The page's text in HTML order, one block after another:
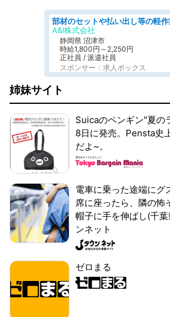
部材のセットや払い出し等の軽
A&I株式会社
静岡県 沼津市
時給1,800円～2,250円
正社員 / 派遣社員
スポンサー：求人ボックス
姉妹サイト
Suicaのペンギン"夏の
8日に発売。Pensta史
だよ~。
電車に乗った途端にグ
席に座ったら、隣の怖
帽子に手を伸ばし(千
ンネット
ゼロまる